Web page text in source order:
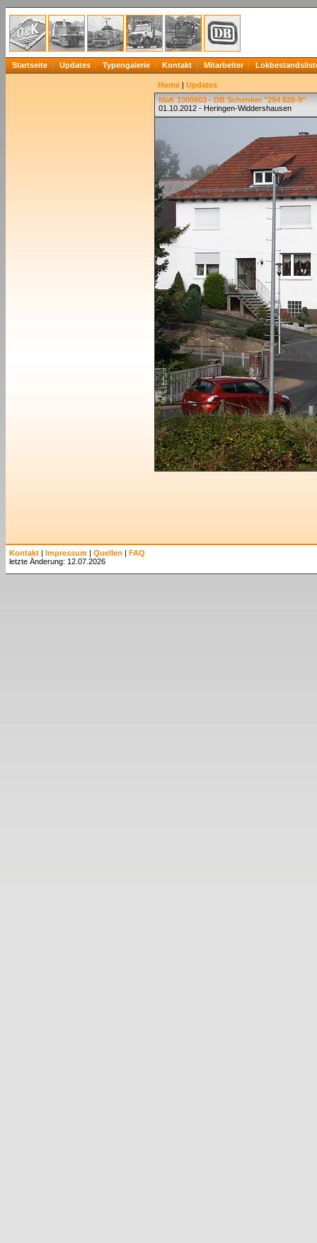
Startseite Updates Typengalerie Kontakt Mitarbeiter
Home | Updates
MaK 1000603 - DB Schenker "294 828-9"
01.10.2012 - Heringen-Widdershausen
Kontakt | Impressum | Quellen | FAQ
letzte Änderung: 12.07.2026